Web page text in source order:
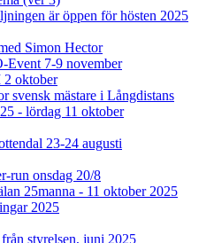
är öppen för hösten 2025
Simon Hector
Event 7-9 november
oktober
svensk mästare i Långdistans
- lördag 11 oktober
23-24 augusti
run onsdag 20/8
25manna - 11 oktober 2025
2025
från styrelsen, juni 2025